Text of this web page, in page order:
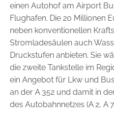
einen Autohof am Airport
Flughafen. Die 20 Millionen
neben konventionellen
Stromladesäulen auch
Druckstufen anbieten. Sie
die zweite Tankstelle im
ein Angebot für Lkw und
an der A 352 und damit in
des Autobahnnetzes (A 2, A